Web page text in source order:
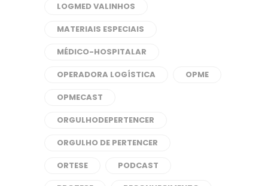
LOGMED VALINHOS
MATERIAIS ESPECIAIS
MÉDICO-HOSPITALAR
OPERADORA LOGÍSTICA
OPME
OPMECAST
ORGULHODEPERTENCER
ORGULHO DE PERTENCER
ORTESE
PODCAST